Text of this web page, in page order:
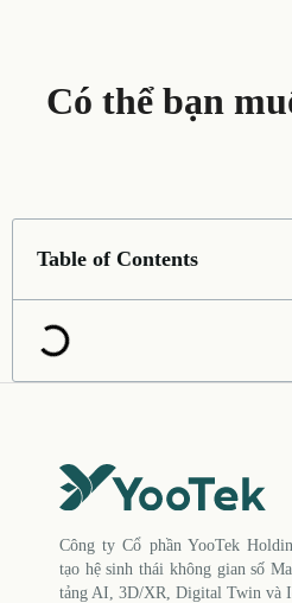
Có thể bạn
Table of Contents
Công ty Cổ phần YooTek
tạo hệ sinh thái không gian số
tảng AI, 3D/XR, Digital Twin và